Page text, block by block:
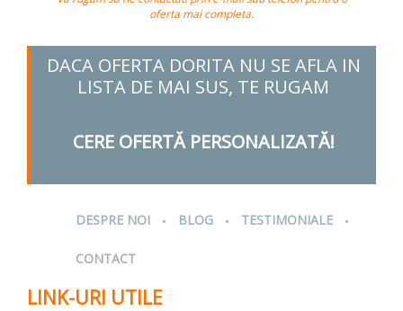
oferta mai completa.
DACA OFERTA DORITA NU SE AFLA IN
LISTA DE MAI SUS, TE RUGAM
CERE OFERTĂ PERSONALIZATĂ!
DESPRE NOI . BLOG . TESTIMONIALE .
CONTACT
LINK-URI UTILE